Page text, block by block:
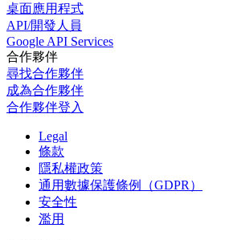
桌面應用程式
API/開發人員
Google API Services
合作夥伴
尋找合作夥伴
成為合作夥伴
合作夥伴登入
Legal
條款
隱私權政策
通用數據保護條例（GDPR）
安全性
濫用